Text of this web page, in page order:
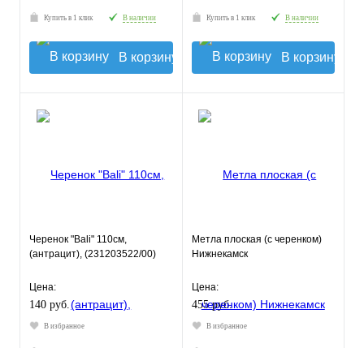
Купить в 1 клик В наличии
В корзину
Купить в 1 клик В наличии
В корзину
Черенок "Bali" 110см,
(антрацит), (231203522/00)
Цена:
140 руб.
В избранное
Метла плоская (с черенком)
Нижнекамск
Цена:
455 руб.
В избранное